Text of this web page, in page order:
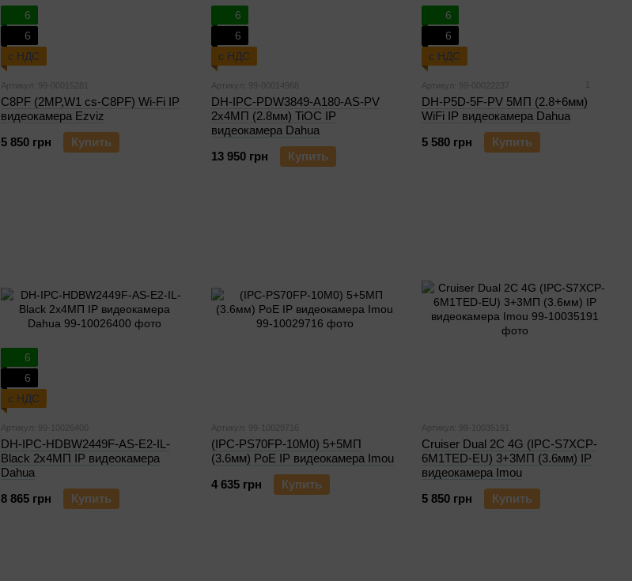
6
6
с НДС
Артикул: 99-00015281
C8PF (2MP,W1 cs-C8PF) Wi-Fi IP
видеокамера Ezviz
5 850 грн
Купить
6
6
с НДС
Артикул: 99-00014968
DH-IPC-PDW3849-A180-AS-PV
2x4МП (2.8мм) TiOC IP
видеокамера Dahua
13 950 грн
Купить
6
6
с НДС
Артикул: 99-00022237
DH-P5D-5F-PV 5МП (2.8+6мм)
WiFi IP видеокамера Dahua
5 580 грн
Купить
6
6
с НДС
Артикул: 99-10026400
DH-IPC-HDBW2449F-AS-E2-IL-
Black 2x4МП IP видеокамера
Dahua
8 865 грн
Купить
Артикул: 99-10029716
(IPC-PS70FP-10M0) 5+5МП
(3.6мм) PoE IP видеокамера Imou
4 635 грн
Купить
Артикул: 99-10035191
Cruiser Dual 2C 4G (IPC-S7XCP-
6M1TED-EU) 3+3МП (3.6мм) IP
видеокамера Imou
5 850 грн
Купить